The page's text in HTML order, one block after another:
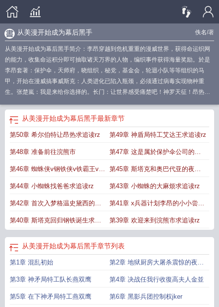
佚名/著
从美漫开始成为幕后黑手
从美漫开始成为幕后黑手简介：李昂穿越到危机重重的漫威世界，获得命运织网
的能力，收集命运积分即可抽取诸天万界的人物，编织事件获得海量奖励。於是
李昂套著：保护伞，天师府，晓组织，秘党，基金会，轮迴小队等等组织的马
甲，开始在漫威搞事威斯克：人类进化已陷入瓶颈，必须通过病毒实现物种重
生。张楚嵐：我是来给你选择的。长门：让世界感受痛楚吧！神罗天征！昂热：
无限宝石 从美漫开始的幕后黑手 游遍山海 从美漫开始成为幕后黑手漫画
开始成为幕后黑手墨鱼怪
黑手从美漫开始获取黑科技笔趣阁从美漫开始获取黑科从美漫开始的幕后黑手
从美漫开始成为幕后黑手最新章节
第50章 希尔伯特让昂热求追读rz 第49章 神盾局特工艾达王求追读rz
第48章 准备前往浣熊市 第47章 这是属於保护伞公司的財
產
第46章 蜘蛛侠v钢铁侠v铁霸王v暴
君求追读rz
第45章 斯塔克和奥巴代亚的夜晚
求追读rz
第44章 小蜘蛛找爸爸求追读rz 第43章 小蜘蛛的大麻烦求追读rz
第42章 首次入梦格温史黛西的震
惊求追读rz
第41章 x兵器计划李昂的小小尝试
求追读rz
第40章 斯塔克回归钢铁诞生求追
读rz
第39章 欢迎来到浣熊市求追读rz
从美漫开始成为幕后黑手章节列表
第1章 混乱初始 第2章 地狱厨房大屠杀震惊的夜魔
侠
第3章 神矛局特工队长燕双鹰 第4章 决战任我行收復高夫人金並
第5章 在下神矛局特工燕双鹰 第6章 黑影兵团控制权jker